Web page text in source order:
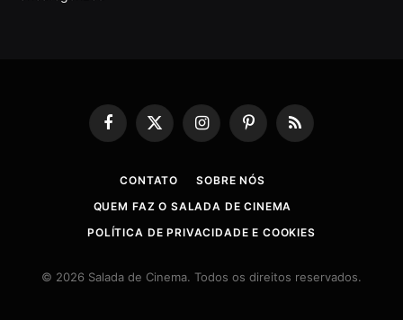
Facebook
X
(Twitter)
InstagramPinterestRSS
CONTATO
SOBRE NÓS
QUEM FAZ O SALADA DE CINEMA
POLÍTICA DE PRIVACIDADE E COOKIES
© 2026 Salada de Cinema. Todos os direitos reservados.